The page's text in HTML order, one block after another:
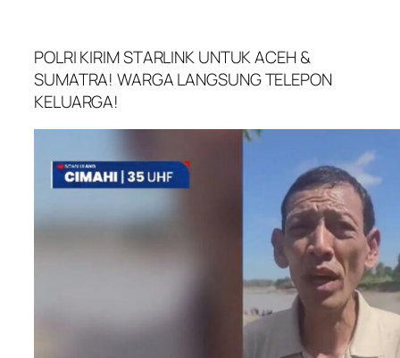
POLRI KIRIM STARLINK UNTUK ACEH &
SUMATRA! WARGA LANGSUNG TELEPON
KELUARGA!